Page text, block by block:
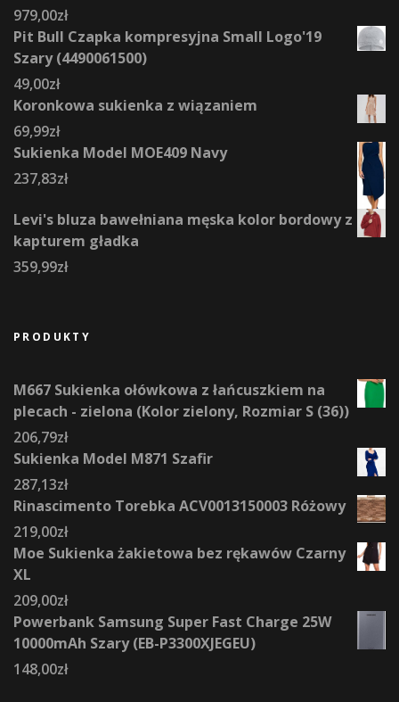
979,00zł
Pit Bull Czapka kompresyjna Small Logo'19
Szary (4490061500)
49,00zł
Koronkowa sukienka z wiązaniem
69,99zł
Sukienka Model MOE409 Navy
237,83zł
Levi's bluza bawełniana męska kolor bordowy z
kapturem gładka
359,99zł
PRODUKTY
M667 Sukienka ołówkowa z łańcuszkiem na
plecach - zielona (Kolor zielony, Rozmiar S (36))
206,79zł
Sukienka Model M871 Szafir
287,13zł
Rinascimento Torebka ACV0013150003 Różowy
219,00zł
Moe Sukienka żakietowa bez rękawów Czarny
XL
209,00zł
Powerbank Samsung Super Fast Charge 25W
10000mAh Szary (EB-P3300XJEGEU)
148,00zł